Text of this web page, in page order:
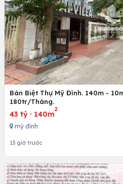
Bán Biệt Thự Mỹ Đình. 140m -
180tr/Tháng.
43 tỷ · 140m
2
mỹ đình
13 giờ trước